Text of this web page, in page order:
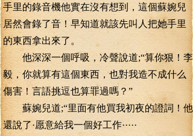
手里的錄音機他實在沒有想到，這個蘇婉兒
居然會錄了音！早知道就該先叫人把她手里
的東西拿出來了。
他深深一個呼吸，冷聲說道;“算你狠！李
毅，你就算有這個東西，也對我造不成什么
傷害！言語挑逗也算罪過嗎？”
蘇婉兒道;“里面有他買我初夜的證詞！他
還說了·愿意給我一個好工作·····